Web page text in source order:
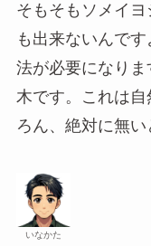
そもそもソメイ
も出来ないんで
法が必要になり
木です。これは
ろん、絶対に無い
いなかた